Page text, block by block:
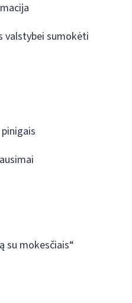
valstybei sumokėti
su mokesčiais“